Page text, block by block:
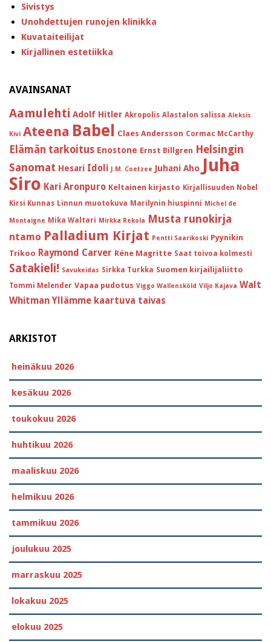
Sivistys
Unohdettujen runojen klinikka
Kuvataiteilijat
Kirjallinen estetiikka
AVAINSANAT
Aamulehti Adolf Hitler Akropolis Alastalon salissa Aleksis
Kivi Ateena Babel Claes Andersson Cormac McCarthy
Elämän tarkoitus Enostone Ernst Billgren Helsingin
Sanomat Hesari Idoli J.M. Coetzee Juhani Aho Juha
Siro Kari Aronpuro Keltainen kirjasto Kirjallisuuden Nobel
Kirsi Kunnas Linnun muotokuva Marilynin hiuspinni Michel de
Montaigne Mika Waltari Mirkka Rekola Musta runokirja
ntamo Palladium Kirjat Pentti Saarikoski Pyynikin
Trikoo Raymond Carver Réne Magritte Saat toivoa kolmesti
Satakieli! Savukeidas Sirkka Turkka Suomen kirjailijaliitto
Tommi Melender Vapaa pudotus Viggo Wallensköld Viljo Kajava Walt
Whitman Yllämme kaartuva taivas
ARKISTOT
heinäkuu 2026
kesäkuu 2026
toukokuu 2026
huhtikuu 2026
maaliskuu 2026
helmikuu 2026
tammikuu 2026
joulukuu 2025
marraskuu 2025
lokakuu 2025
elokuu 2025